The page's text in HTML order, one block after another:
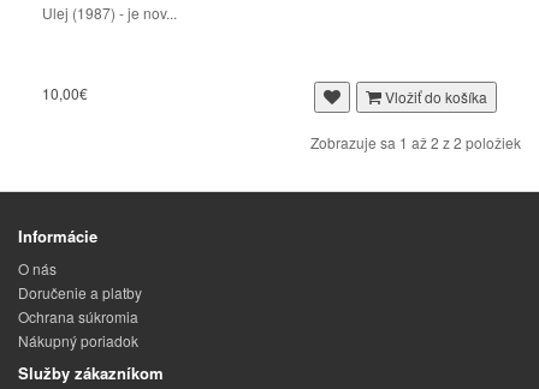
Ulej (1987) - je nov...
10,00€ Vložiť do košíka
Zobrazuje sa 1 až 2 z 2 položiek
Informácie
O nás
Doručenie a platby
Ochrana súkromia
Nákupný poriadok
Služby zákazníkom